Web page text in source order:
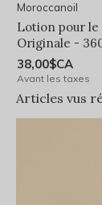
Moroccanoil
Lotion pour le
Originale -
38,00$CA
Avant les taxes
Articles vus